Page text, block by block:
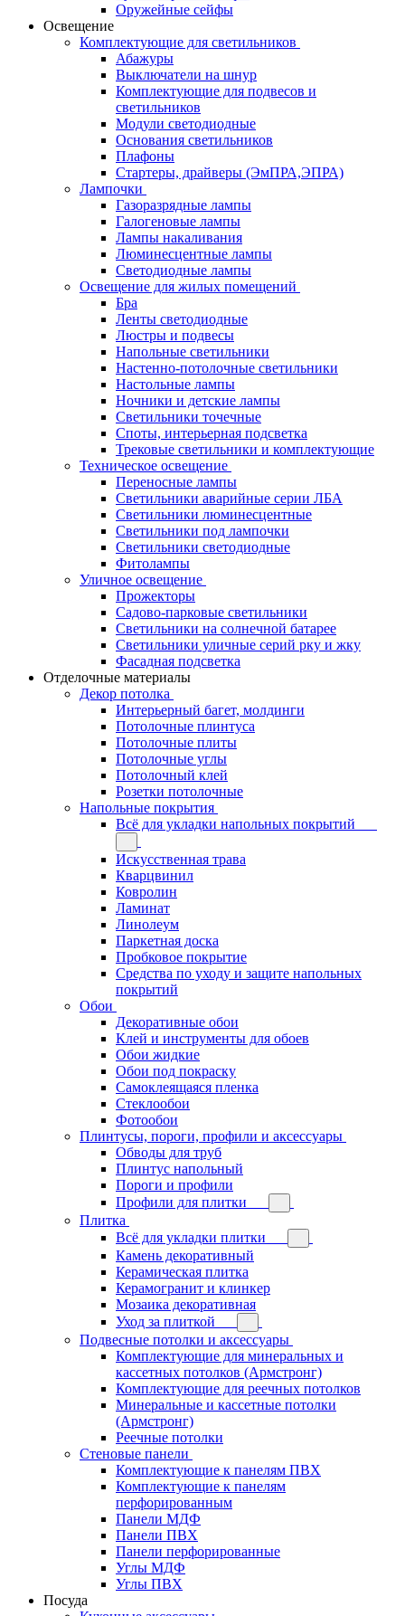
Оружейные сейфы
Освещение
Комплектующие для светильников
Абажуры
Выключатели на шнур
Комплектующие для подвесов и
светильников
Модули светодиодные
Основания светильников
Плафоны
Стартеры, драйверы (ЭмПРА,ЭПРА)
Лампочки
Газоразрядные лампы
Галогеновые лампы
Лампы накаливания
Люминесцентные лампы
Светодиодные лампы
Освещение для жилых помещений
Бра
Ленты светодиодные
Люстры и подвесы
Напольные светильники
Настенно-потолочные светильники
Настольные лампы
Ночники и детские лампы
Светильники точечные
Споты, интерьерная подсветка
Трековые светильники и комплектующие
Техническое освещение
Переносные лампы
Светильники аварийные серии ЛБА
Светильники люминесцентные
Светильники под лампочки
Светильники светодиодные
Фитолампы
Уличное освещение
Прожекторы
Садово-парковые светильники
Светильники на солнечной батарее
Светильники уличные серий рку и жку
Фасадная подсветка
Отделочные материалы
Декор потолка
Интерьерный багет, молдинги
Потолочные плинтуса
Потолочные плиты
Потолочные углы
Потолочный клей
Розетки потолочные
Напольные покрытия
Всё для укладки напольных покрытий
Искусственная трава
Кварцвинил
Ковролин
Ламинат
Линолеум
Паркетная доска
Пробковое покрытие
Средства по уходу и защите напольных
покрытий
Обои
Декоративные обои
Клей и инструменты для обоев
Обои жидкие
Обои под покраску
Самоклеящаяся пленка
Стеклообои
Фотообои
Плинтусы, пороги, профили и аксессуары
Обводы для труб
Плинтус напольный
Пороги и профили
Профили для плитки
Плитка
Всё для укладки плитки
Камень декоративный
Керамическая плитка
Керамогранит и клинкер
Мозаика декоративная
Уход за плиткой
Подвесные потолки и аксессуары
Комплектующие для минеральных и
кассетных потолков (Армстронг)
Комплектующие для реечных потолков
Минеральные и кассетные потолки
(Армстронг)
Реечные потолки
Стеновые панели
Комплектующие к панелям ПВХ
Комплектующие к панелям
перфорированным
Панели МДФ
Панели ПВХ
Панели перфорированные
Углы МДФ
Углы ПВХ
Посуда